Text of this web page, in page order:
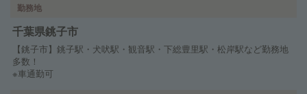
勤務地
千葉県銚子市
【銚子市】銚子駅・犬吠駅・観音駅・下総豊里駅・松岸駅など勤務地
多数！
※車通勤可